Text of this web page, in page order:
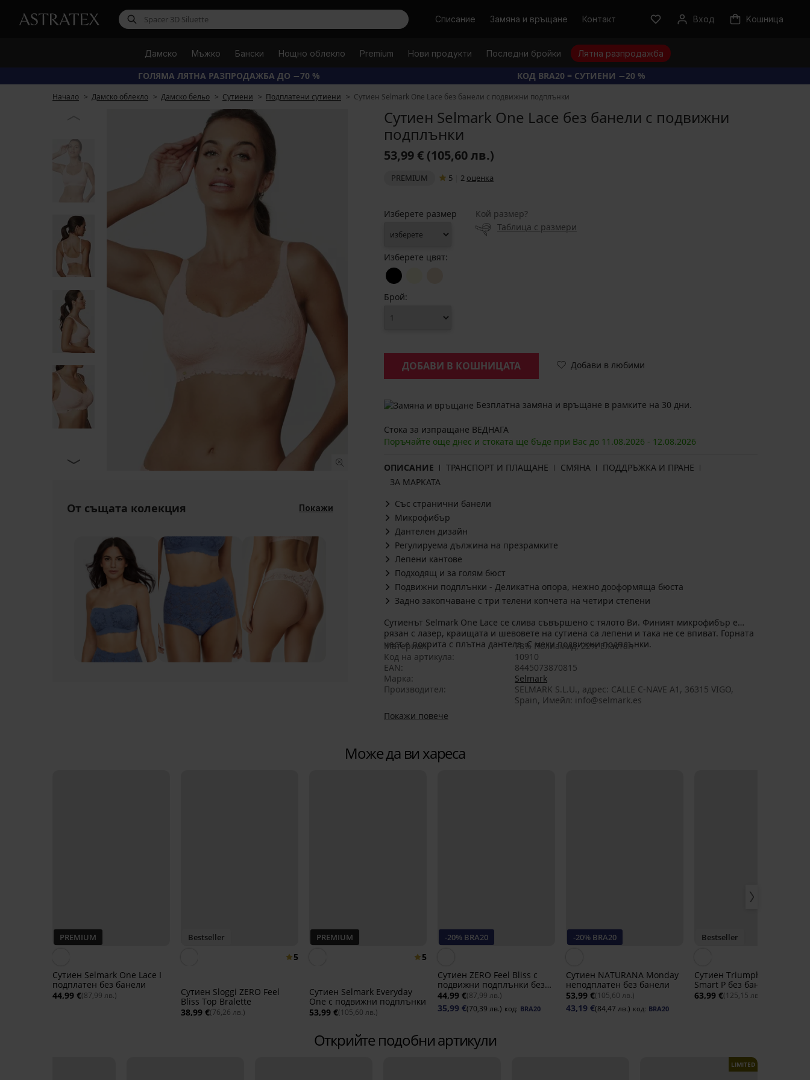
ТърсиСписание Замяна и връщане Контакт Вход Kошница
Дамско Мъжко Бански Нощно облекло Premium Нови продукти Последни бройки Лятна разпродажба
ГОЛЯМА ЛЯТНА РАЗПРОДАЖБА ДО −70 % КОД BRA20 = СУТИЕНИ −20 %
Начало Дамско облекло Дамско бельо Сутиени Подплатени сутиени Сутиен Selmark One Lace без банели с подвижни подплънки
От същата колекция Покажи
Сутиен Selmark One Lace без банели с подвижни
подплънки
53,99 € (105,60 лв.)
PREMIUM 5 2 oценка
Изберете размер
Кой размер?
Таблица с размери
Изберете цвят:
Брой:
ДОБАВИ В КОШНИЦАТА Добави в любими
Безплатна замяна и връщане в рамките на 30 дни.
Стока за изпращане ВЕДНАГА
Поръчайте още днес и стоката ще бъде при Вас до 11.08.2026 - 12.08.2026
ОПИСАНИЕ ТРАНСПОРТ И ПЛАЩАНЕ СМЯНА
ПОДДРЪЖКА И ПРАНЕ
ЗА МАРКАТА
Със странични банели
Микрофибър
Дантелен дизайн
Регулируема дължина на презрамките
Лепени кантове
Подходящ и за голям бюст
Подвижни подплънки - Деликатна опора, нежно дооформяща бюста
Задно закопчаване с три телени копчета на четири степени
Сутиенът Selmark One Lace се слива съвършено с тялото Ви. Финият микрофибър е
рязан с лазер, краищата и шевовете на сутиена са лепени и така не се впиват. Горната
част е покрита с плътна дантела. С меки подвижни подплънки.
Материал
78% Полиамид, 22% Еластан
Код на артикула
10910
EAN
8445073870815
Марка
Selmark
Производител
SELMARK S.L.U., aдрес: CALLE C-NAVE A1, 36315 VIGO,
Spain, Имейл: info@selmark.es
Покажи повече
Може да ви хареса
PREMIUM
Сутиен Selmark One Lace I
подплатен без банели
44,99 €(87,99 лв.)
Bestseller
5
Сутиен Sloggi ZERO Feel
Bliss Top Bralette
38,99 €(76,26 лв.)
PREMIUM
5
Сутиен Selmark Everyday
One с подвижни подплънки
53,99 €(105,60 лв.)
-20% BRA20
Сутиен ZERO Feel Bliss с
подвижни подплънки без
банели
44,99 €(87,99 лв.)
35,99 €(70,39 лв.) код: BRA20
-20% BRA20
Сутиен NATURANA Monday
неподплатен без банели
53,99 €(105,60 лв.)
43,19 €(84,47 лв.) код: BRA20
Bestseller
Сутиен Triumph Shape
Smart P без банели
63,99 €(125,15 лв.)
Открийте подобни артикули
LIMITED